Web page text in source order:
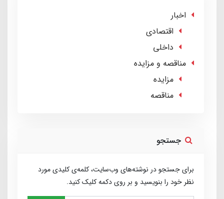
اخبار
اقتصادی
داخلی
مناقصه و مزایده
مزایده
مناقصه
جستجو
برای جستجو در نوشته‌های وب‌سایت، کلمه‌ی کلیدی مورد
نظر خود را بنویسید و بر روی دکمه کلیک کنید.